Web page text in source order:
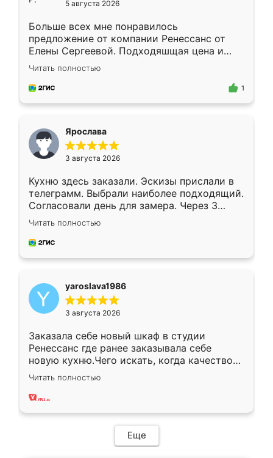
5 августа 2026
Больше всех мне понравилось
предложение от компании Ренессанс от
Елены Сергеевой. Подходяшщая цена и
короткие сроки изготовления. Приехавший
для замера сотрудник Владислав
предложил по моему эскизу самый
Читать полностью
1
Ярослава
3 августа 2026
Кухню здесь заказали. Эскизы прислали в
телеграмм. Выбрали наиболее подходящий.
Согласовали день для замера. Через 3
недели кухня была уже готова. Остались
довольны работой. Спасибо Ренессанс
мебель за качественную работу!
Читать полностью
yaroslava1986
3 августа 2026
Заказала себе новый шкаф в студии
Ренессанс где ранее заказывала себе
новую кухню.Чего искать, когда качеством
вполне довольна. Служит кухня уже почти
два года, нареканий нет.
Читать полностью
Еще